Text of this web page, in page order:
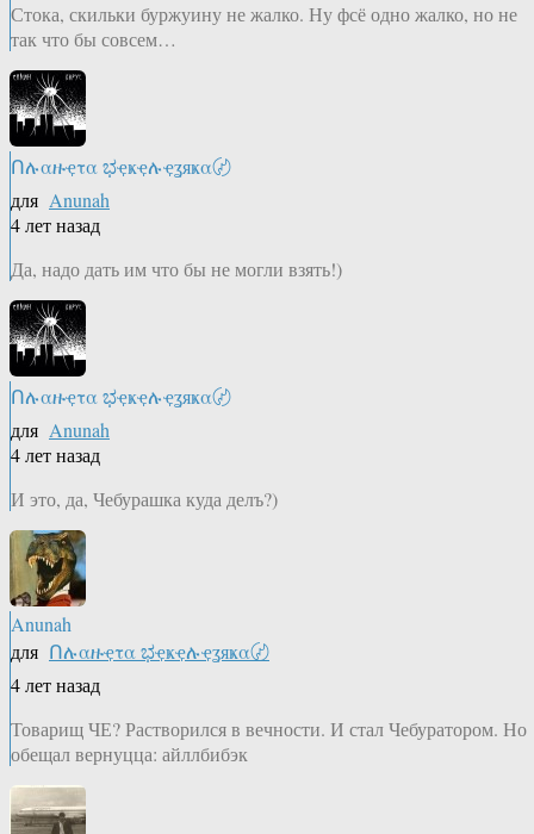
Стока, скильки буржуину не жалко. Ну фсё одно жалко, но не
так что бы совсем…
Ոሉαዙҿτα ಭҿҝҿሉҿʓяҝα〄
для Anunah
4 лет назад
Да, надо дать им что бы не могли взять!)
Ոሉαዙҿτα ಭҿҝҿሉҿʓяҝα〄
для Anunah
4 лет назад
И это, да, Чебурашка куда делъ?)
Anunah
для Ոሉαዙҿτα ಭҿҝҿሉҿʓяҝα〄
4 лет назад
Товарищ ЧЕ? Растворился в вечности. И стал Чебуратором. Но
обещал вернуцца: айллбибэк